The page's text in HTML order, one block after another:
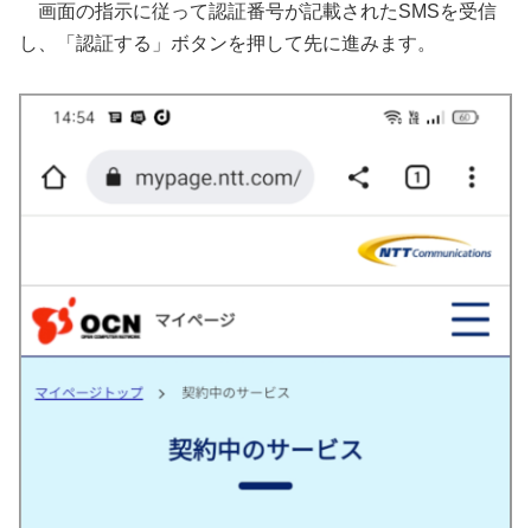
画面の指示に従って認証番号が記載されたSMSを受信
し、「認証する」ボタンを押して先に進みます。